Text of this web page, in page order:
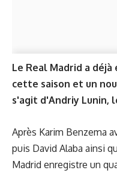
Le Real Madrid a déjà
cette saison et un
s'agit d'Andriy Lunin,
Après Karim Benzema
puis David Alaba ainsi
Madrid enregistre un